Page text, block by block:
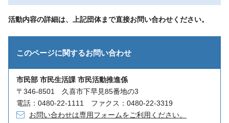
活動内容の詳細は、上記団体まで直接お問い合わせください。
このページに関するお問い合わせ
市民部 市民生活課 市民活動推進係
〒346-8501 久喜市下早見85番地の3
電話：0480-22-1111 ファクス：0480-22-3319
お問い合わせは専用フォームをご利用ください。